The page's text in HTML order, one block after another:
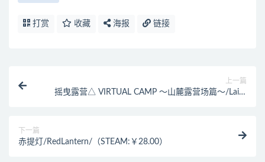
打赏 收藏 海报 链接
上一篇
摇曳露营△ VIRTUAL CAMP ～山麓露营场篇～/Laid-
下一篇
赤提灯/RedLantern/（STEAM:￥28.00）